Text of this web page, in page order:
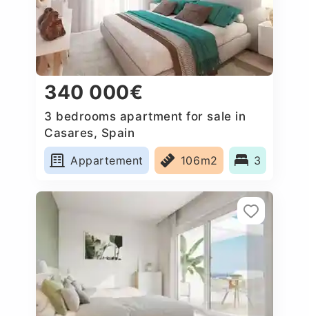
340 000€
3 bedrooms apartment for sale in
Casares, Spain
Appartement
106m2 3